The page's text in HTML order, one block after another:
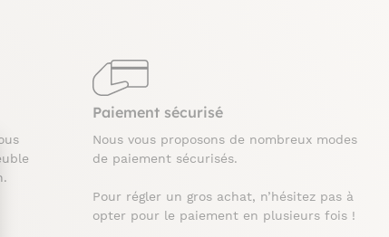
Personnalisez vos Options
Paiement sécurisé
Nous vous proposons de nombreux modes
de paiement sécurisés.
Pour régler un gros achat, n’hésitez pas à
opter pour le paiement en plusieurs fois !